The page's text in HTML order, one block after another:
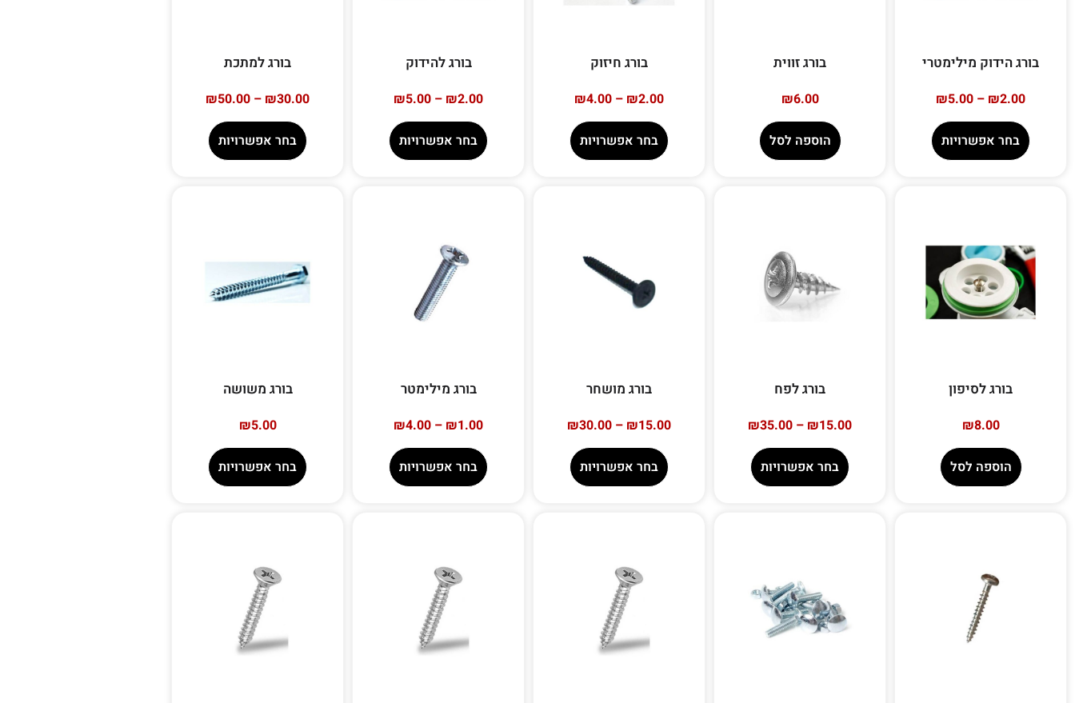
בורג הידוק מילימטרי
₪2.00
–
₪5.00
בחר אפשרויות
בורג זווית
₪6.00
הוספה לסל
בורג חיזוק
₪2.00
–
₪4.00
בחר אפשרויות
בורג להידוק
₪2.00
–
₪5.00
בחר אפשרויות
בורג למתכת
₪30.00
–
₪50.00
בחר אפשרויות
בורג לסיפון
₪8.00
הוספה לסל
בורג לפח
₪15.00
–
₪35.00
בחר אפשרויות
בורג מושחר
₪15.00
–
₪30.00
בחר אפשרויות
בורג מילימטר
₪1.00
–
₪4.00
בחר אפשרויות
בורג משושה
₪5.00
בחר אפשרויות